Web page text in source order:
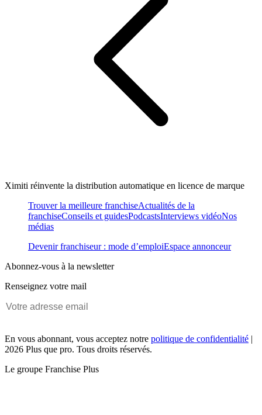
Ximiti réinvente la distribution automatique en licence de marque
Trouver la meilleure franchiseActualités de la
franchiseConseils et guidesPodcastsInterviews vidéoNos
médias
Devenir franchiseur : mode d’emploiEspace annonceur
Abonnez-vous à la newsletter
Renseignez votre mail
En vous abonnant, vous acceptez notre politique de confidentialité |
2026 Plus que pro. Tous droits réservés.
Le groupe Franchise Plus